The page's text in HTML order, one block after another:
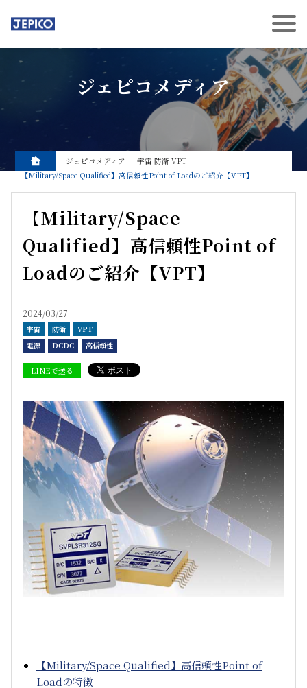
ジェピコメディア
ジェピコメディア 宇宙 防衛 VPT
【Military/Space Qualified】高信頼性Point of Loadのご紹介【VPT】
【Military/Space
Qualified】高信頼性Point of
Loadのご紹介【VPT】
2024/03/27
宇宙 防衛
VPT
電源
DCDC 高信頼性
LINEで送る
【Military/Space Qualified】高信頼性Point of
Loadの特徴